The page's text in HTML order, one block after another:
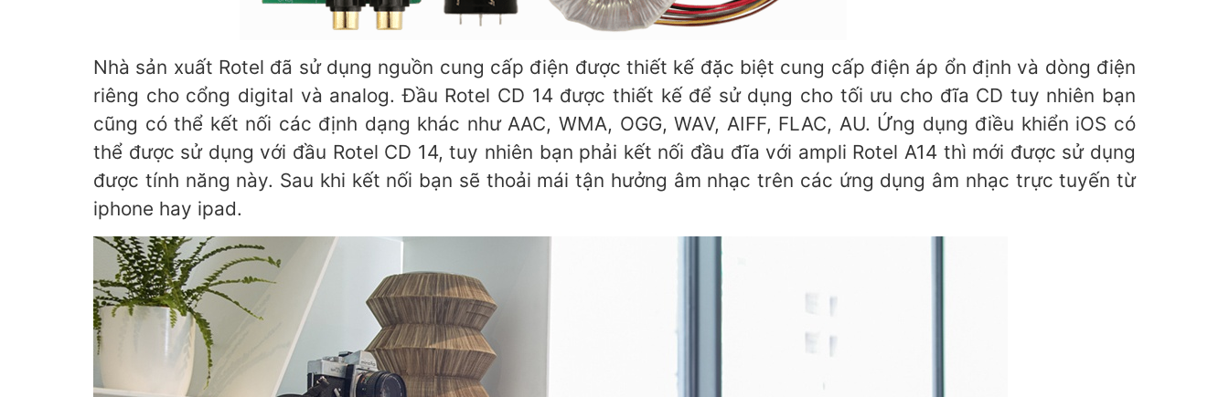
Nhà sản xuất Rotel đã sử dụng nguồn cung cấp điện được thiết kế đặc biệt cung cấp điện áp ổn định và dòng điện
riêng cho cổng digital và analog. Đầu Rotel CD 14 được thiết kế để sử dụng cho tối ưu cho đĩa CD tuy nhiên bạn
cũng có thể kết nối các định dạng khác như AAC, WMA, OGG, WAV, AIFF, FLAC, AU. Ứng dụng điều khiển iOS có
thể được sử dụng với đầu Rotel CD 14, tuy nhiên bạn phải kết nối đầu đĩa với ampli Rotel A14 thì mới được sử dụng
được tính năng này. Sau khi kết nối bạn sẽ thoải mái tận hưởng âm nhạc trên các ứng dụng âm nhạc trực tuyến từ
iphone hay ipad.